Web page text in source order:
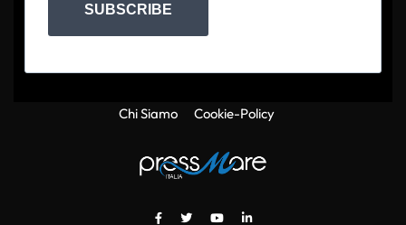
SUBSCRIBE
Chi Siamo Cookie-Policy